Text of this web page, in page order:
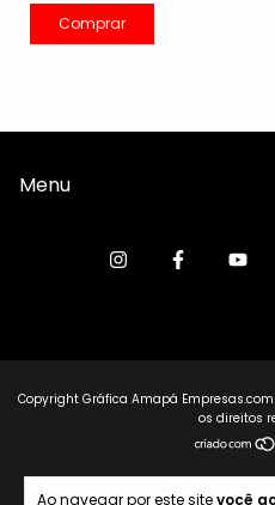
Ao navegar por este sitevocê
Comprar
Menu
Copyright Gráfica Amapá Empresas.com
os direitos